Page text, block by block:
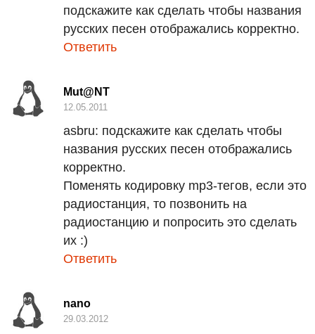
подскажите как сделать чтобы названия
русских песен отображались корректно.
Ответить
Mut@NT
12.05.2011
asbru: подскажите как сделать чтобы
названия русских песен отображались
корректно.
Поменять кодировку mp3-тегов, если это
радиостанция, то позвонить на
радиостанцию и попросить это сделать
их :)
Ответить
nano
29.03.2012